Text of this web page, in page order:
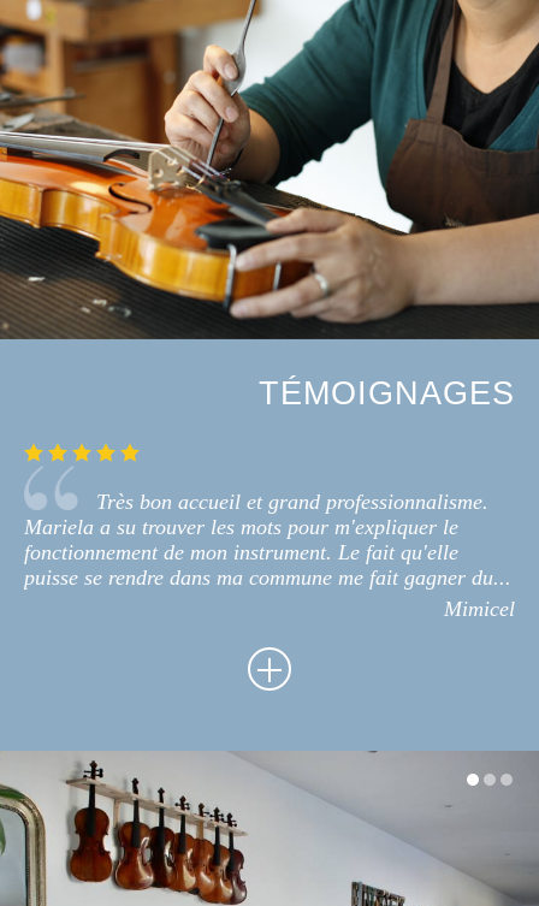
TÉMOIGNAGES
Très bon accueil et grand professionnalisme.
Mariela a su trouver les mots pour m'expliquer le
fonctionnement de mon instrument. Le fait qu'elle
puisse se rendre dans ma commune me fait gagner du...
Mimicel